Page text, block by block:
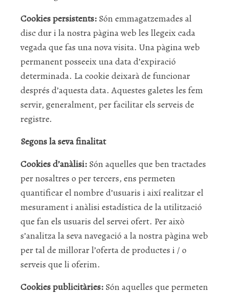
Cookies persistents: Són emmagatzemades al
disc dur i la nostra pàgina web les llegeix cada
vegada que fas una nova visita. Una pàgina web
permanent posseeix una data d’expiració
determinada. La cookie deixarà de funcionar
després d’aquesta data. Aquestes galetes les fem
servir, generalment, per facilitar els serveis de
registre.
Segons la seva finalitat
Cookies d’anàlisi: Són aquelles que ben tractades
per nosaltres o per tercers, ens permeten
quantificar el nombre d’usuaris i així realitzar el
mesurament i anàlisi estadística de la utilització
que fan els usuaris del servei ofert. Per això
s’analitza la seva navegació a la nostra pàgina web
per tal de millorar l’oferta de productes i / o
serveis que li oferim.
Cookies publicitàries: Són aquelles que permeten